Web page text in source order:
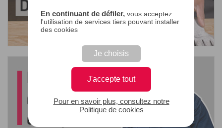
En continuant de défiler,vous acceptez
l'utilisation de services tiers pouvant installer
des cookies
Je choisis
J'accepte tout
Pour en savoir plus, consultez notre
Politique de cookies